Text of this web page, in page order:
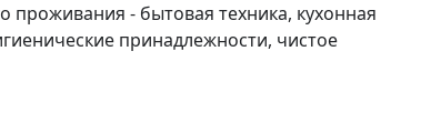
- бытовая техника, кухонная
принадлежности, чистое